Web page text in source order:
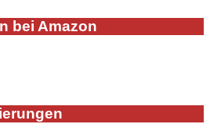
bei Amazon